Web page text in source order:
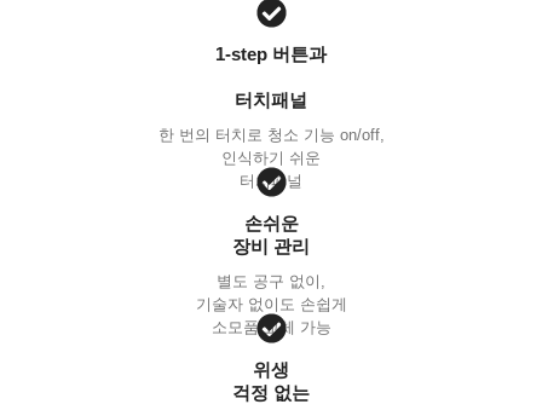
1-step 버튼과
터치패널
한 번의 터치로 청소 기능 on/off,
인식하기 쉬운
터치패널
손쉬운
장비 관리
별도 공구 없이,
기술자 없이도 손쉽게
소모품 교체 가능
위생
걱정 없는